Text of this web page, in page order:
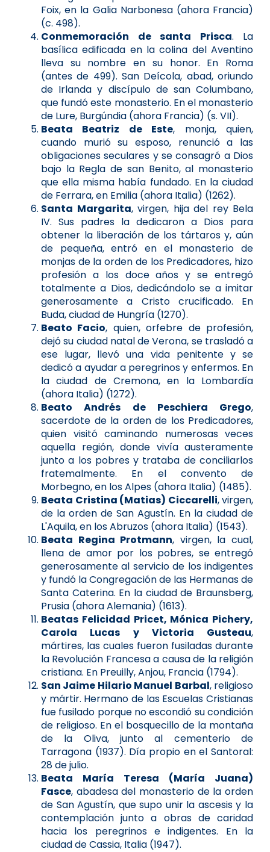
Foix, en la Galia Narbonesa (ahora Francia)
(c. 498).
Conmemoración de santa Prisca. La
basílica edificada en la colina del Aventino
lleva su nombre en su honor. En Roma
(antes de 499). San Deícola, abad, oriundo
de Irlanda y discípulo de san Columbano,
que fundó este monasterio. En el monasterio
de Lure, Burgúndia (ahora Francia) (s. VII).
Beata Beatriz de Este, monja, quien,
cuando murió su esposo, renunció a las
obligaciones seculares y se consagró a Dios
bajo la Regla de san Benito, al monasterio
que ella misma había fundado. En la ciudad
de Ferrara, en Emilia (ahora Italia) (1262).
Santa Margarita, virgen, hija del rey Bela
IV. Sus padres la dedicaron a Dios para
obtener la liberación de los tártaros y, aún
de pequeña, entró en el monasterio de
monjas de la orden de los Predicadores, hizo
profesión a los doce años y se entregó
totalmente a Dios, dedicándolo se a imitar
generosamente a Cristo crucificado. En
Buda, ciudad de Hungría (1270).
Beato Facio, quien, orfebre de profesión,
dejó su ciudad natal de Verona, se trasladó a
ese lugar, llevó una vida penitente y se
dedicó a ayudar a peregrinos y enfermos. En
la ciudad de Cremona, en la Lombardía
(ahora Italia) (1272).
Beato Andrés de Peschiera Grego,
sacerdote de la orden de los Predicadores,
quien visitó caminando numerosas veces
aquella región, donde vivía austeramente
junto a los pobres y trataba de conciliarlos
fratemalmente. En el convento de
Morbegno, en los Alpes (ahora Italia) (1485).
Beata Cristina (Matias) Ciccarelli, virgen,
de la orden de San Agustín. En la ciudad de
L'Aquila, en los Abruzos (ahora Italia) (1543).
Beata Regina Protmann, virgen, la cual,
llena de amor por los pobres, se entregó
generosamente al servicio de los indigentes
y fundó la Congregación de las Hermanas de
Santa Caterina. En la ciudad de Braunsberg,
Prusia (ahora Alemania) (1613).
Beatas Felicidad Pricet, Mónica Pichery,
Carola Lucas y Victoria Gusteau,
mártires, las cuales fueron fusiladas durante
la Revolución Francesa a causa de la religión
cristiana. En Preuilly, Anjou, Francia (1794).
San Jaime Hilario Manuel Barbal, religioso
y mártir. Hermano de las Escuelas Cristianas
fue fusilado porque no escondió su condición
de religioso. En el bosquecillo de la montaña
de la Oliva, junto al cementerio de
Tarragona (1937). Día propio en el Santoral:
28 de julio.
Beata María Teresa (María Juana)
Fasce, abadesa del monasterio de la orden
de San Agustín, que supo unir la ascesis y la
contemplación junto a obras de caridad
hacia los peregrinos e indigentes. En la
ciudad de Cassia, Italia (1947).